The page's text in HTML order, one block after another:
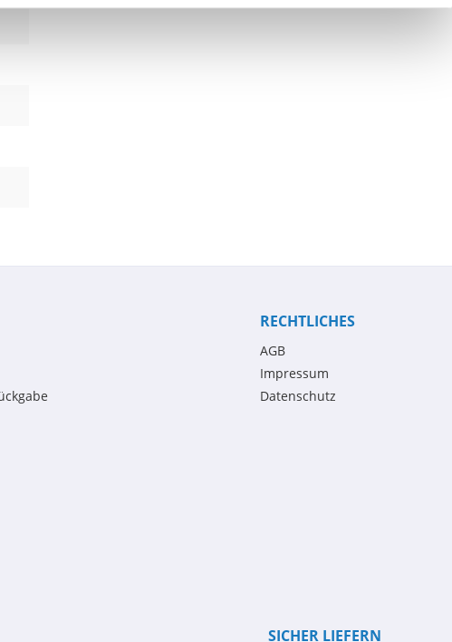
RECHTLICHES
AGB
Impressum
Datenschutz
SICHER LIEFERN